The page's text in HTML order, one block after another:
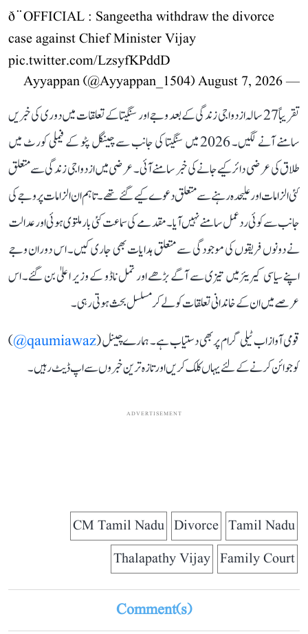
ð¨OFFICIAL : Sangeetha withdraw the divorce
case against Chief Minister Vijay
pic.twitter.com/LzsyfKPddD
— Ayyappan (@Ayyappan_1504)
August 7, 2026
تقریباً 27 سالہ ازدواجی زندگی کے بعد وجے اور سنگیتا کے تعلقات میں دوری کی خبریں
سامنے آنے لگیں۔ 2026 میں سنگیتا کی جانب سے چینگل پٹو کے فیملی کورٹ میں
طلاق کی عرضی دائر کیے جانے کی خبر سامنے آئی۔ عرضی میں ازدواجی زندگی سے متعلق
کئی الزامات اور علیحدہ رہنے سے متعلق دعوے کیے گئے تھے۔ تاہم ان الزامات پر وجے کی
جانب سے کوئی ردعمل سامنے نہیں آیا۔ مقدمے کی سماعت کئی بار ملتوی ہوئی اور عدالت
نے دونوں فریقوں کی موجودگی سے متعلق ہدایات بھی جاری کیں۔ اس دوران وجے
اپنے سیاسی کیریئر میں تیزی سے آگے بڑھے اور تمل ناڈو کے وزیر اعلیٰ بن گئے۔ اس
عرصے میں ان کے خاندانی تعلقات کو لے کر مسلسل بحث ہوتی رہی۔
قومی آواز اب ٹیلی گرام پر بھی دستیاب ہے۔ ہمارے چینل (qaumiawaz@
)
کو جوائن کرنے کے لئے یہاں کلک کریں اور تازہ ترین خبروں سے اپ ڈیٹ رہیں۔
ADVERTISEMENT
Tamil Nadu
Divorce
CM Tamil Nadu
Family Court
Thalapathy Vijay
Comment(s)